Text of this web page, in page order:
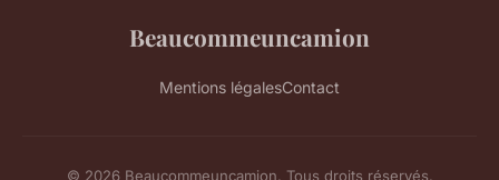
Beaucommeuncamion
Mentions légalesContact
© 2026 Beaucommeuncamion. Tous droits réservés.